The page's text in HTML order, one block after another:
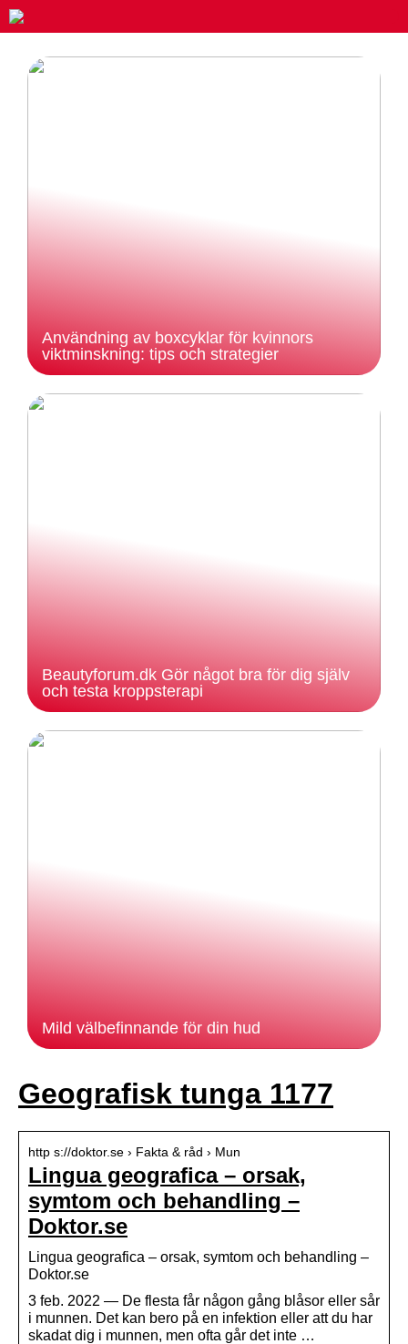
Användning av boxcyklar för kvinnors
viktminskning: tips och strategier
Beautyforum.dk Gör något bra för dig själv
och testa kroppsterapi
Mild välbefinnande för din hud
Geografisk tunga 1177
http s://doktor.se › Fakta & råd › Mun
Lingua geografica – orsak,
symtom och behandling –
Doktor.se
Lingua geografica – orsak, symtom och behandling –
Doktor.se
3 feb. 2022 — De flesta får någon gång blåsor eller sår
i munnen. Det kan bero på en infektion eller att du har
skadat dig i munnen, men ofta går det inte …